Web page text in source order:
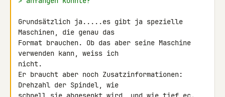
Grundsätzlich ja.....es gibt ja spezielle
Maschinen, die genau das
Format brauchen. Ob das aber seine Maschine
verwenden kann, weiss ich
nicht.
Er braucht aber noch Zusatzinformationen:
Drehzahl der Spindel, wie